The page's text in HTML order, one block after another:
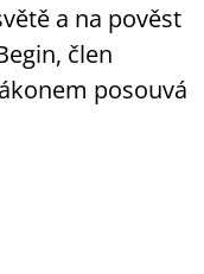
a na pověst
člen
posouvá